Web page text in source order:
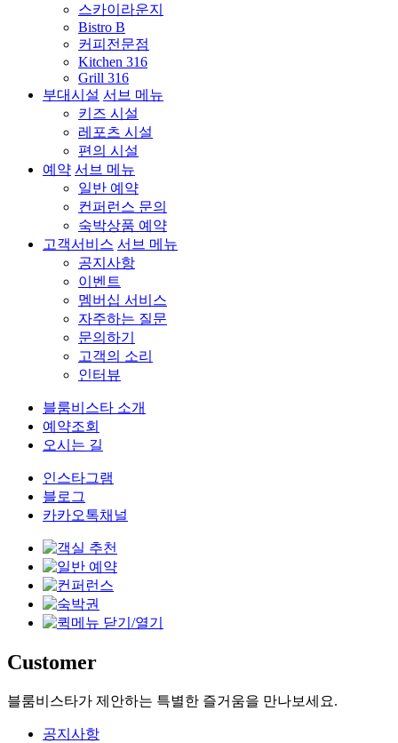
스카이라운지
Bistro B
커피전문점
Kitchen 316
Grill 316
부대시설 서브 메뉴
키즈 시설
레포츠 시설
편의 시설
예약 서브 메뉴
일반 예약
컨퍼런스 문의
숙박상품 예약
고객서비스 서브 메뉴
공지사항
이벤트
멤버십 서비스
자주하는 질문
문의하기
고객의 소리
인터뷰
블룸비스타 소개
예약조회
오시는 길
인스타그램
블로그
카카오톡채널
Customer
블룸비스타가 제안하는 특별한 즐거움을 만나보세요.
공지사항